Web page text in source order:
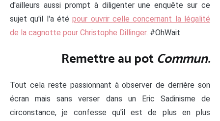
d'ailleurs aussi prompt à diligenter une enquête sur ce
sujet qu'il l'a étépour ouvrir celle concernant la légalité
de la cagnotte pour Christophe Dillinger. #OhWait
Remettre au potCommun.
Tout cela reste passionnant à observer de derrière son
écran mais sans verser dans un Eric Sadinisme de
circonstance, je confesse qu'il est de plus en plus